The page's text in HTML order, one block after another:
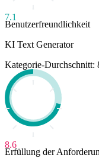
7.1
Benutzerfreundlichkeit
KI Text Generator
Kategorie-Durchschnitt:
8.6
Erfüllung der